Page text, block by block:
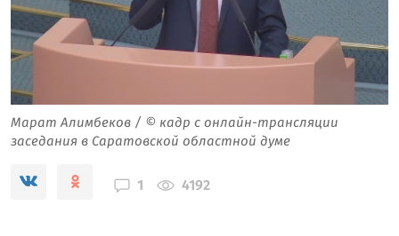
Марат Алимбеков / © кадр с онлайн-трансляции
заседания в Саратовской областной думе
1 4192